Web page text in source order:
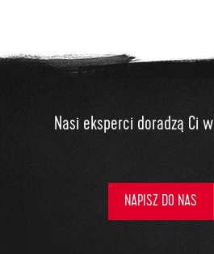
Nasi eksperci doradzą Ci
NAPISZ DO NAS